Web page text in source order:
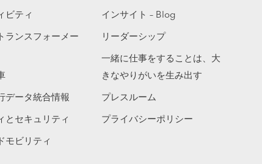
ビティ
ランスフォーメー
データ統合情報
とセキュリティ
モビリティ
インサイト – Blog
リーダーシップ
一緒に仕事をすることは、大
きなやりがいを生み出す
プレスルーム
プライバシーポリシー